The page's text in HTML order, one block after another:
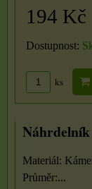
194 Kč
Dostupnost:
ks
Materiál:
Průměr:...